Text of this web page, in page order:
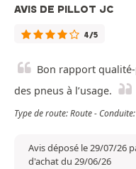
AVIS DE PILLOT JC
4/5
Bon rapport
des pneus à l’usage.
Type de route: Route -
Avis déposé le 29/07/26
d'achat du 29/06/26